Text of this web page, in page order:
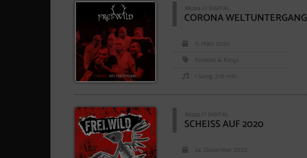
RK294 // DIGITAL
CORONA WELTUNTERGANG
11. März 2020
Rookies & Kings
1 Song, 3:19 min.
RK322 // DIGITAL
SCHEISS AUF 2020
24. Dezember 2020